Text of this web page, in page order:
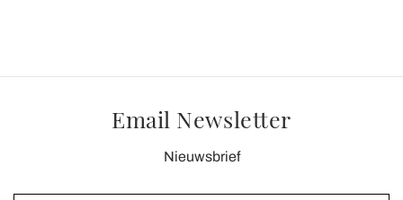
Email Newsletter
Nieuwsbrief